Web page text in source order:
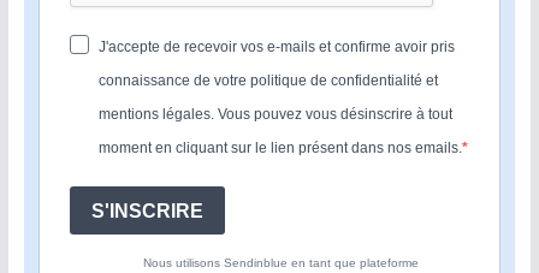
J'accepte de recevoir vos e-mails et confirme avoir pris
connaissance de votre politique de confidentialité et
mentions légales. Vous pouvez vous désinscrire à tout
moment en cliquant sur le lien présent dans nos emails.
S'INSCRIRE
Nous utilisons Sendinblue en tant que plateforme